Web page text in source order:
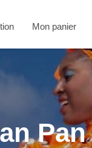
Mon panier
Pan